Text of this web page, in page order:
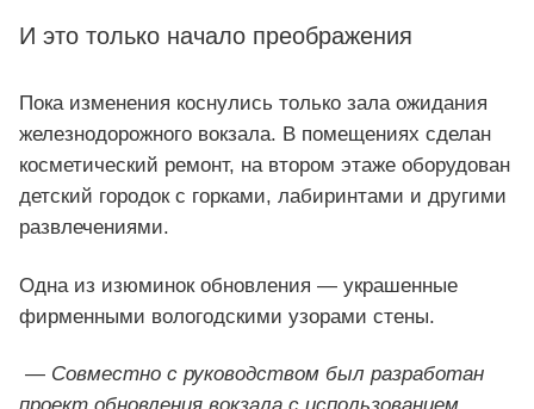
И это только начало преображения
Пока изменения коснулись только зала ожидания
железнодорожного вокзала. В помещениях сделан
косметический ремонт, на втором этаже оборудован
детский городок с горками, лабиринтами и другими
развлечениями.
Одна из изюминок обновления — украшенные
фирменными вологодскими узорами стены.
— Совместно с руководством был разработан
проект обновления вокзала с использованием